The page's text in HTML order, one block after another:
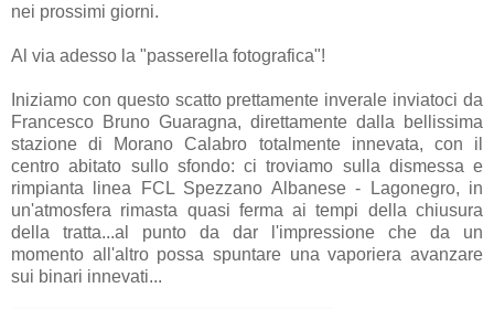
nei prossimi giorni.
Al via adesso la "passerella fotografica"!
Iniziamo con questo scatto prettamente inverale inviatoci da
Francesco Bruno Guaragna, direttamente dalla bellissima
stazione di Morano Calabro totalmente innevata, con il
centro abitato sullo sfondo: ci troviamo sulla dismessa e
rimpianta linea FCL Spezzano Albanese - Lagonegro, in
un'atmosfera rimasta quasi ferma ai tempi della chiusura
della tratta...al punto da dar l'impressione che da un
momento all'altro possa spuntare una vaporiera avanzare
sui binari innevati...